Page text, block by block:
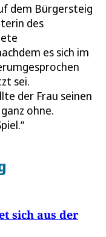
dem Bürgersteig
des
es sich im
sei.
der Frau seinen
ohne.
sich aus der